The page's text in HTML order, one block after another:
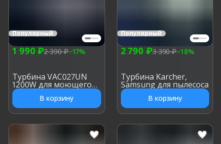
Популярный
1 990 ₽2 390 ₽−17%
Турбина VAC027UN
1200W для моющего
пылесоса, h: 142 мм, d:
146 мм В корзину
Популярный
2 790 ₽3 390 ₽−18%
Турбина Karcher,
Samsung для пылесоса
В корзину